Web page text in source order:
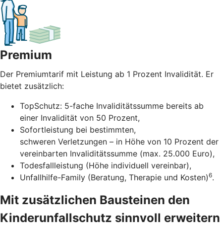
Premium
Der Premiumtarif mit Leistung ab 1 Prozent Invalidität. Er
bietet zusätzlich:
TopSchutz: 5-fache Invaliditätssumme bereits ab
einer Invalidität von 50 Prozent,
Sofortleistung bei bestimmten,
schweren Verletzungen – in Höhe von 10 Prozent der
vereinbarten Invaliditätssumme (max. 25.000 Euro),
Todesfallleistung (Höhe individuell vereinbar),
Unfallhilfe-Family (Beratung, Therapie und Kosten)6.
Mit zusätzlichen Bausteinen den
Kinderunfallschutz sinnvoll erweitern